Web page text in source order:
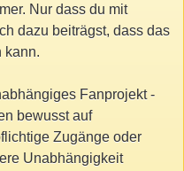
Nur dass du mit
dazu beiträgst, dass das
kann.
Fanprojekt -
bewusst auf
Zugänge oder
Unabhängigkeit